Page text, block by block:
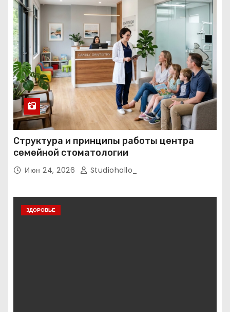
Структура и принципы работы центра
семейной стоматологии
Июн 24, 2026 Studiohallo_
ЗДОРОВЬЕ